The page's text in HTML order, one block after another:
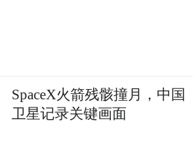
SpaceX火箭残骸撞月，中国
卫星记录关键画面